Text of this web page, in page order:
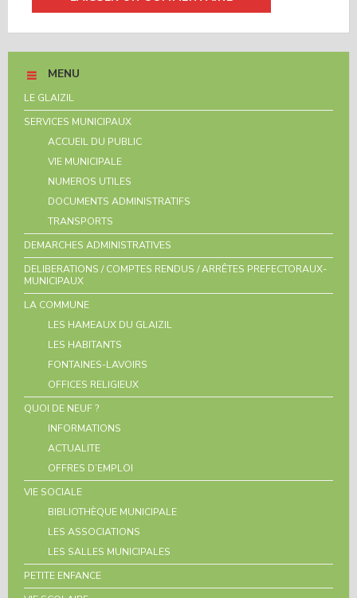
MENU
LE GLAIZIL
SERVICES MUNICIPAUX
ACCUEIL DU PUBLIC
VIE MUNICIPALE
NUMEROS UTILES
DOCUMENTS ADMINISTRATIFS
TRANSPORTS
DEMARCHES ADMINISTRATIVES
DELIBERATIONS / COMPTES RENDUS / ARRÊTES PREFECTORAUX-
MUNICIPAUX
LA COMMUNE
LES HAMEAUX DU GLAIZIL
LES HABITANTS
FONTAINES-LAVOIRS
OFFICES RELIGIEUX
QUOI DE NEUF ?
INFORMATIONS
ACTUALITE
OFFRES D’EMPLOI
VIE SOCIALE
BIBLIOTHÈQUE MUNICIPALE
LES ASSOCIATIONS
LES SALLES MUNICIPALES
PETITE ENFANCE